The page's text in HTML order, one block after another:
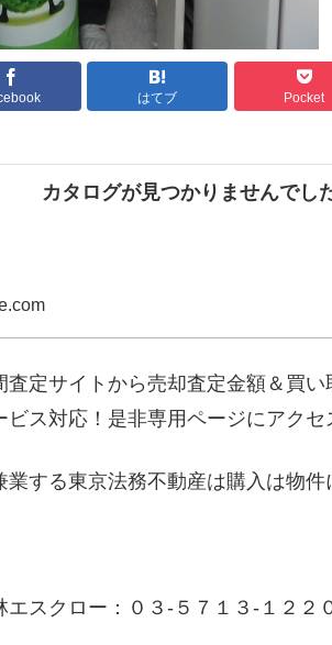
はてブ Pocket
カタログが見つかりませんでした
査定サイトから売却査定金額＆買
ス対応！是非専用ページにアクセ
する東京法務不動産は購入は物件
エスクロー：０３-５７１３-１２２